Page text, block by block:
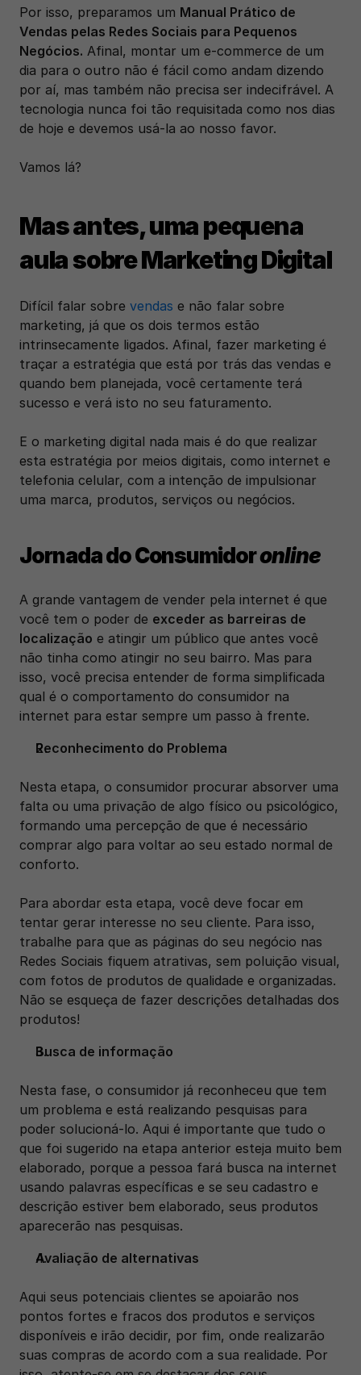
Por isso, preparamos um Manual Prático de
Vendas pelas Redes Sociais para Pequenos
Negócios. Afinal, montar um e-commerce de um
dia para o outro não é fácil como andam dizendo
por aí, mas também não precisa ser indecifrável. A
tecnologia nunca foi tão requisitada como nos dias
de hoje e devemos usá-la ao nosso favor.
Vamos lá?
Mas antes, uma pequena
aula sobre Marketing Digital
Difícil falar sobre vendas e não falar sobre
marketing, já que os dois termos estão
intrinsecamente ligados. Afinal, fazer marketing é
traçar a estratégia que está por trás das vendas e
quando bem planejada, você certamente terá
sucesso e verá isto no seu faturamento.
E o marketing digital nada mais é do que realizar
esta estratégia por meios digitais, como internet e
telefonia celular, com a intenção de impulsionar
uma marca, produtos, serviços ou negócios.
Jornada do Consumidor online
A grande vantagem de vender pela internet é que
você tem o poder de exceder as barreiras de
localização e atingir um público que antes você
não tinha como atingir no seu bairro. Mas para
isso, você precisa entender de forma simplificada
qual é o comportamento do consumidor na
internet para estar sempre um passo à frente.
Reconhecimento do Problema
Nesta etapa, o consumidor procurar absorver uma
falta ou uma privação de algo físico ou psicológico,
formando uma percepção de que é necessário
comprar algo para voltar ao seu estado normal de
conforto.
Para abordar esta etapa, você deve focar em
tentar gerar interesse no seu cliente. Para isso,
trabalhe para que as páginas do seu negócio nas
Redes Sociais fiquem atrativas, sem poluição visual,
com fotos de produtos de qualidade e organizadas.
Não se esqueça de fazer descrições detalhadas dos
produtos!
Busca de informação
Nesta fase, o consumidor já reconheceu que tem
um problema e está realizando pesquisas para
poder solucioná-lo. Aqui é importante que tudo o
que foi sugerido na etapa anterior esteja muito bem
elaborado, porque a pessoa fará busca na internet
usando palavras específicas e se seu cadastro e
descrição estiver bem elaborado, seus produtos
aparecerão nas pesquisas.
Avaliação de alternativas
Aqui seus potenciais clientes se apoiarão nos
pontos fortes e fracos dos produtos e serviços
disponíveis e irão decidir, por fim, onde realizarão
suas compras de acordo com a sua realidade. Por